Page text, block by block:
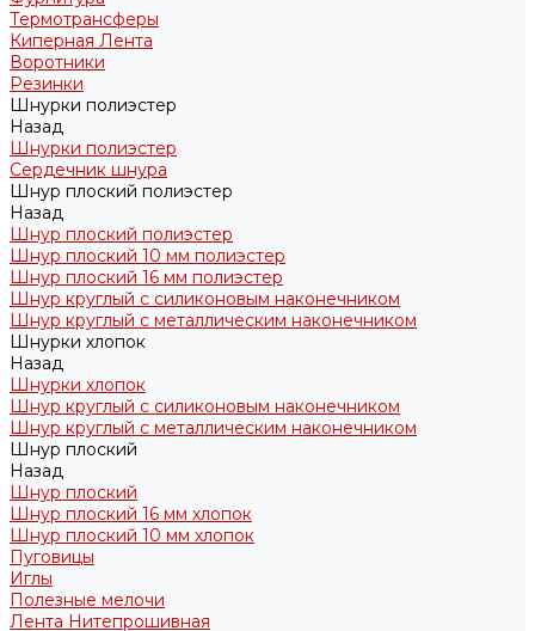
Термотрансферы
Киперная Лента
Воротники
Резинки
Шнурки полиэстер
Назад
Шнурки полиэстер
Сердечник шнура
Шнур плоский полиэстер
Назад
Шнур плоский полиэстер
Шнур плоский 10 мм полиэстер
Шнур плоский 16 мм полиэстер
Шнур круглый с силиконовым наконечником
Шнур круглый с металлическим наконечником
Шнурки хлопок
Назад
Шнурки хлопок
Шнур круглый с силиконовым наконечником
Шнур круглый с металлическим наконечником
Шнур плоский
Назад
Шнур плоский
Шнур плоский 16 мм хлопок
Шнур плоский 10 мм хлопок
Пуговицы
Иглы
Полезные мелочи
Лента Нитепрошивная